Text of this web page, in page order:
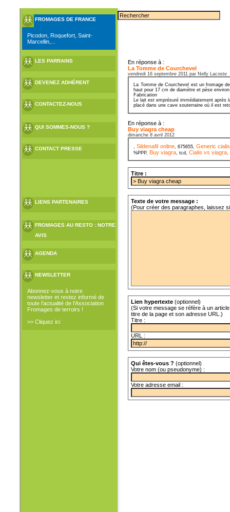
FROMAGES DE FRANCE
Picodon, Roquefort, Saint-
Marcellin,...
LES PARRAINS
DEVENEZ ADHÉRENT
CONTACTEZ-NOUS
QUI SOMMES-NOUS ?
CONTACT PRESSE
LIENS PARTENAIRES
FROMAGES AU RESTO : NOTRE
AVIS
AGENDA
NEWSLETTER
Abonnez-vous à notre
newsletter et restez informé de
toute l'actualité de l'Association
Fromages de terroirs !
>> Cliquez ici
En réponse à :
La Tomme de Courchevel
vendredi 16 septembre 2011 par Nelly Lacoste
La Tomme de Courchevel est un fromage
haut pour 17 cm de diamètre et pèse
Fabrication
Le lait est emprésuré immédiatement
placé dans une cave souterraine où il est
En réponse à :
Buy viagra cheap
dimanche 8 avril 2012
,Sildenafil online, 675655, Generic
%PPP, Buy viagra, tcd,Cialis vs viagra,
Titre :
Texte de votre message :
(Pour créer des paragraphes, laissez
Lien hypertexte (optionnel)
(Si votre message se réfère à un
titre de la page et son adresse URL.)
Titre :
URL :
Qui êtes-vous ? (optionnel)
Votre nom (ou pseudonyme) :
Votre adresse email :